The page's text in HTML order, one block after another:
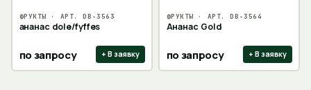
ФРУКТЫ · АРТ.DB-3563
ананас dole/fyffes
по запросу + В заявку
ФРУКТЫ · АРТ.DB-3564
Ананас Gold
по запросу + В заявку